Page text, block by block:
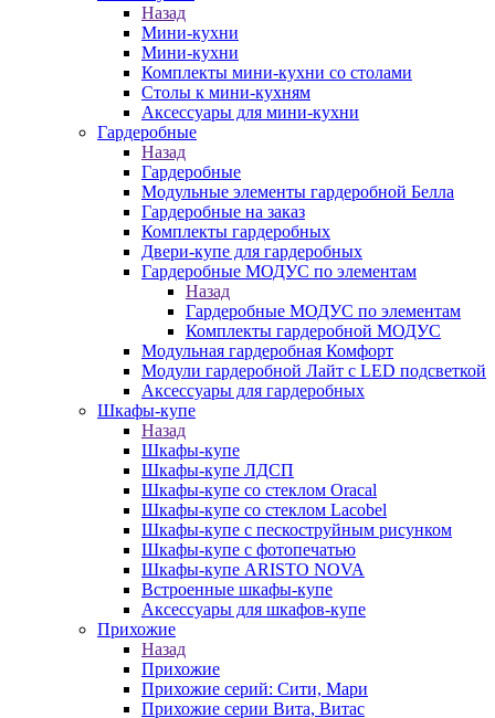
Назад
Мини-кухни
Мини-кухни
Комплекты мини-кухни со столами
Столы к мини-кухням
Аксессуары для мини-кухни
Гардеробные
Назад
Гардеробные
Модульные элементы гардеробной Белла
Гардеробные на заказ
Комплекты гардеробных
Двери-купе для гардеробных
Гардеробные МОДУС по элементам
Назад
Гардеробные МОДУС по элементам
Комплекты гардеробной МОДУС
Модульная гардеробная Комфорт
Модули гардеробной Лайт с LED подсветкой
Аксессуары для гардеробных
Шкафы-купе
Назад
Шкафы-купе
Шкафы-купе ЛДСП
Шкафы-купе со стеклом Oracal
Шкафы-купе со стеклом Lacobel
Шкафы-купе с пескоструйным рисунком
Шкафы-купе с фотопечатью
Шкафы-купе ARISTO NOVA
Встроенные шкафы-купе
Аксессуары для шкафов-купе
Прихожие
Назад
Прихожие
Прихожие серий: Сити, Мари
Прихожие серии Вита, Витас